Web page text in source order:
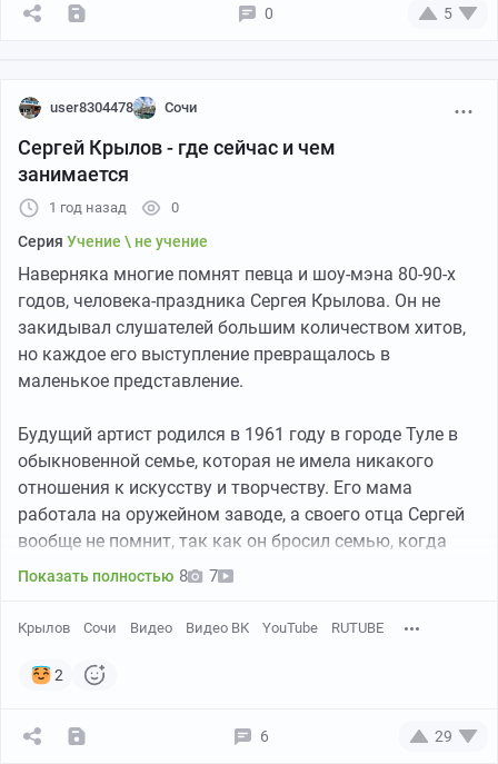
Пикабу ●00:17
Больше видео
0 5
user8304478 Сочи
Сергей Крылов - где сейчас и чем
занимается
1 год назад 0
Серия Учение \ не учение
Наверняка многие помнят певца и шоу-мэна 80-90-х
годов, человека-праздника Сергея Крылова. Он не
закидывал слушателей большим количеством хитов,
но каждое его выступление превращалось в
маленькое представление.
Будущий артист родился в 1961 году в городе Туле в
обыкновенной семье, которая не имела никакого
отношения к искусству и творчеству. Его мама
работала на оружейном заводе, а своего отца Сергей
вообще не помнит, так как он бросил семью, когда
ему исполнился только один год. Мама повторно
мере заменил Сергею Крылову отца. Для него он всю
для подражания.
Сергей поздно стал разговаривать, однако всегда был
Показать полностью 8 7
Крылов Сочи Видео Видео ВК YouTube RUTUBE
2
6 29